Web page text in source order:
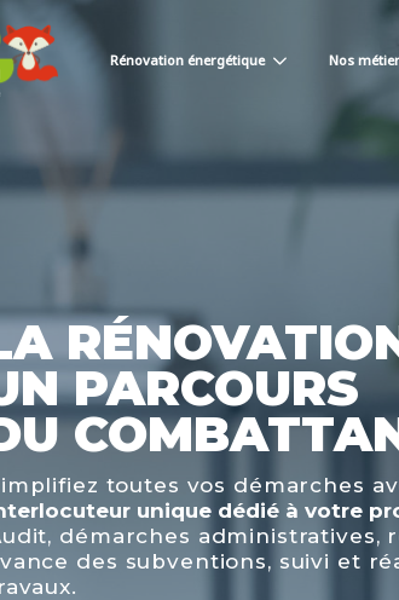
Rénovation énergétique Nos
PARCOURS
toutes vos démarches
unique dédié à votre
démarches administratives,
des subventions, suivi et